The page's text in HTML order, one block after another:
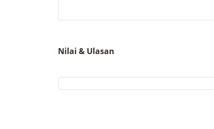
Nilai & Ulasan